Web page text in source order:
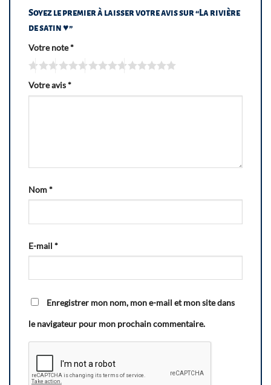
Soyez le premier à laisser votre avis sur “La rivière
de satin ♥”
Votre note*
Votre avis*
Nom*
E-mail *
Enregistrer mon nom, mon e-mail et mon site dans
le navigateur pour mon prochain commentaire.